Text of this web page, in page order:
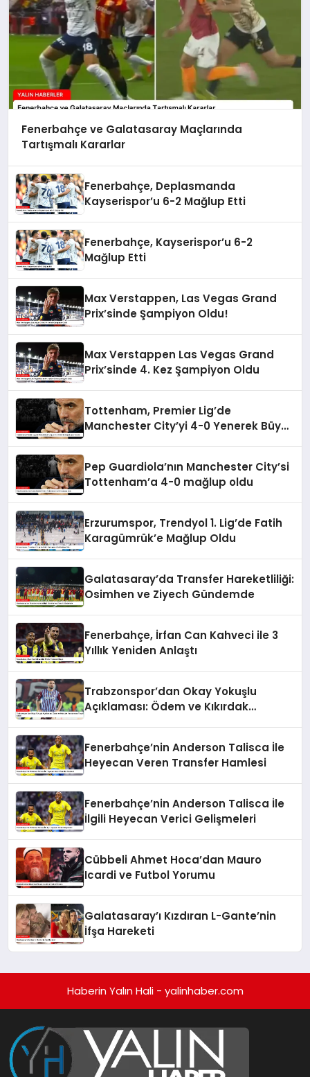
Fenerbahçe ve Galatasaray Maçlarında
Tartışmalı Kararlar
Fenerbahçe, Deplasmanda
Kayserispor’u 6-2 Mağlup Etti
Fenerbahçe, Kayserispor’u 6-2
Mağlup Etti
Max Verstappen, Las Vegas Grand
Prix’sinde Şampiyon Oldu!
Max Verstappen Las Vegas Grand
Prix’sinde 4. Kez Şampiyon Oldu
Tottenham, Premier Lig’de
Manchester City’yi 4-0 Yenerek Büyük
Pep Guardiola’nın Manchester City’si
Tottenham’a 4-0 mağlup oldu
Erzurumspor, Trendyol 1. Lig’de Fatih
Karagümrük’e Mağlup Oldu
Galatasaray’da Transfer Hareketliliği:
Osimhen ve Ziyech Gündemde
Fenerbahçe, İrfan Can Kahveci ile 3
Yıllık Yeniden Anlaştı
Trabzonspor’dan Okay Yokuşlu
Açıklaması: Ödem ve Kıkırdak
Fenerbahçe’nin Anderson Talisca İle
Heyecan Veren Transfer Hamlesi
Fenerbahçe’nin Anderson Talisca İle
İlgili Heyecan Verici Gelişmeleri
Cübbeli Ahmet Hoca’dan Mauro
Icardi ve Futbol Yorumu
Galatasaray’ı Kızdıran L-Gante’nin
İfşa Hareketi
Haberin Yalın Hali - yalinhaber.com